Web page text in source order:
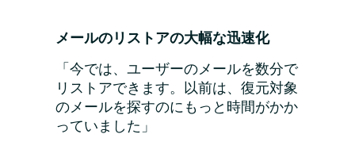
メールのリストアの大幅な迅速化
「今では、ユーザーのメールを数分で
リストアできます。以前は、復元対象
のメールを探すのにもっと時間がかか
っていました」